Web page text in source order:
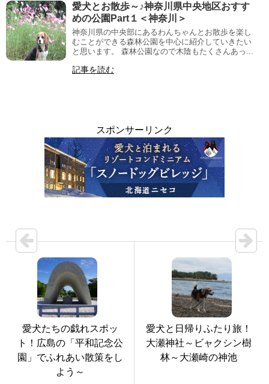
愛犬とお散歩～♪神奈川県中央地区おすす
めの公園Part１＜神奈川＞
神奈川県の中央部にあるわんちゃんとお散歩を楽し
むことができる森林公園を中心に紹介していきたい
と思います。 森林公園なので木陰もたくさんあっ...
記事を読む
スポンサーリンク
愛犬たちの戯れスポッ
ト！広島の「平和記念公
園」でふれあい散策をし
よう～
愛犬と日帰りふたり旅！
大瀬神社～ビャクシン樹
林～大瀬崎の神池